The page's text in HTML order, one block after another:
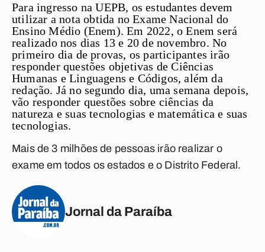
Para ingresso naUEPB, os estudantes devem
utilizar a nota obtida noExame Nacional do
Ensino Médio (Enem). Em 2022, oEnem será
realizado nos dias 13 e 20 de novembro. No
primeiro dia de provas, os participantes irão
responder questões objetivas de Ciências
Humanas e Linguagens e Códigos, além da
redação. Já no segundo dia, uma semana depois,
vão responder questões sobre ciências da
natureza e suas tecnologias e matemática e suas
tecnologias.
Mais de 3 milhões de pessoas irão realizar o
exame em todos os estados e o Distrito Federal.
Jornal da Paraíba